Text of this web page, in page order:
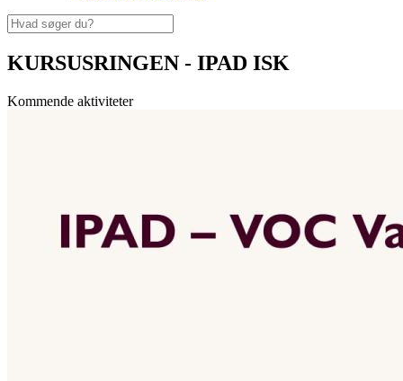
KURSUSRINGEN - IPAD ISK
Kommende aktiviteter